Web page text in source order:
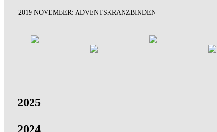
2019 NOVEMBER: ADVENTSKRANZBINDEN
2025
2024